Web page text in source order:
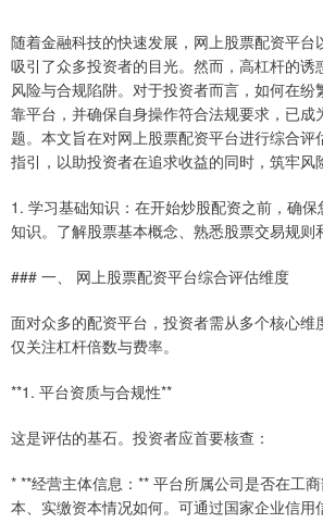
随着金融科技的快速发展，网上股票配资平台
吸引了众多投资者的目光。然而，高杠杆的诱
风险与合规陷阱。对于投资者而言，如何在纷
靠平台，并确保自身操作符合法规要求，已成
题。本文旨在对网上股票配资平台进行综合评
指引，以助投资者在追求收益的同时，筑牢风
1. 学习基础知识：在开始炒股配资之前，确
知识。了解股票基本概念、熟悉股票交易规则
### 一、 网上股票配资平台综合评估维度
面对众多的配资平台，投资者需从多个核心维
仅关注杠杆倍数与费率。
**1. 平台资质与合规性**
这是评估的基石。投资者应首要核查：
* **经营主体信息：** 平台所属公司是否在工
本、实缴资本情况如何。可通过国家企业信用